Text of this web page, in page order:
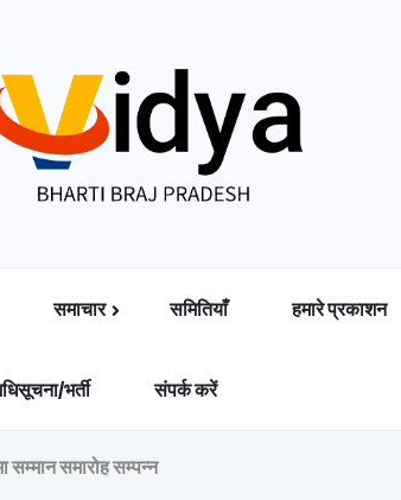
समाचार समितियाँ हमारे प्रकाशन
भर्ती संपर्क करें
सम्मान समारोह सम्पन्न